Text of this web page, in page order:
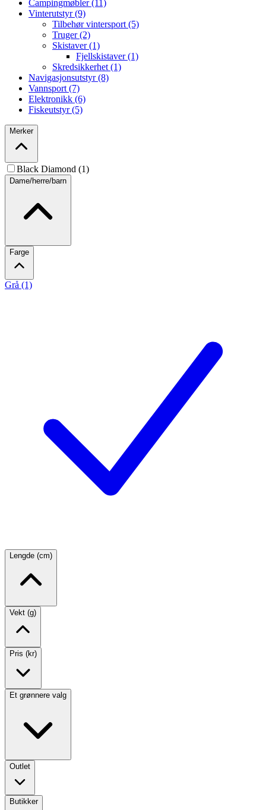
Campingmøbler (11)
Vinterutstyr (9)
Tilbehør vintersport (5)
Truger (2)
Skistaver (1)
Fjellskistaver (1)
Skredsikkerhet (1)
Navigasjonsutstyr (8)
Vannsport (7)
Elektronikk (6)
Fiskeutstyr (5)
Merker
Black Diamond (1)
Dame/herre/barn
Farge
Grå (1)
Lengde (cm)
Vekt (g)
Pris (kr)
Et grønnere valg
Outlet
Butikker